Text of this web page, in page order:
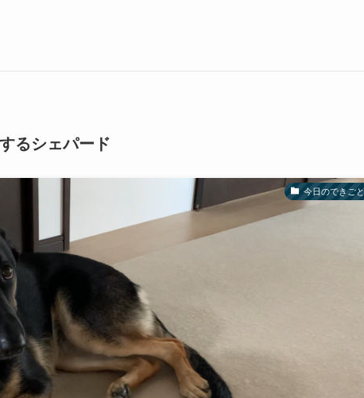
るシェパード
今日のできごと